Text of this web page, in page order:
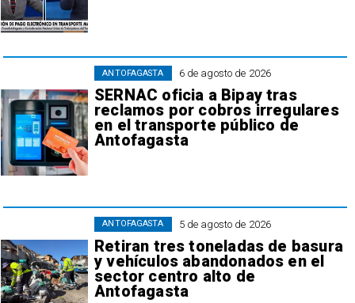
6 de agosto de 2026
SERNAC oficia a Bipay tras
reclamos por cobros irregulares
en el transporte público de
Antofagasta
ANTOFAGASTA
5 de agosto de 2026
Retiran tres toneladas de basura
y vehículos abandonados en el
sector centro alto de
Antofagasta
ANTOFAGASTA